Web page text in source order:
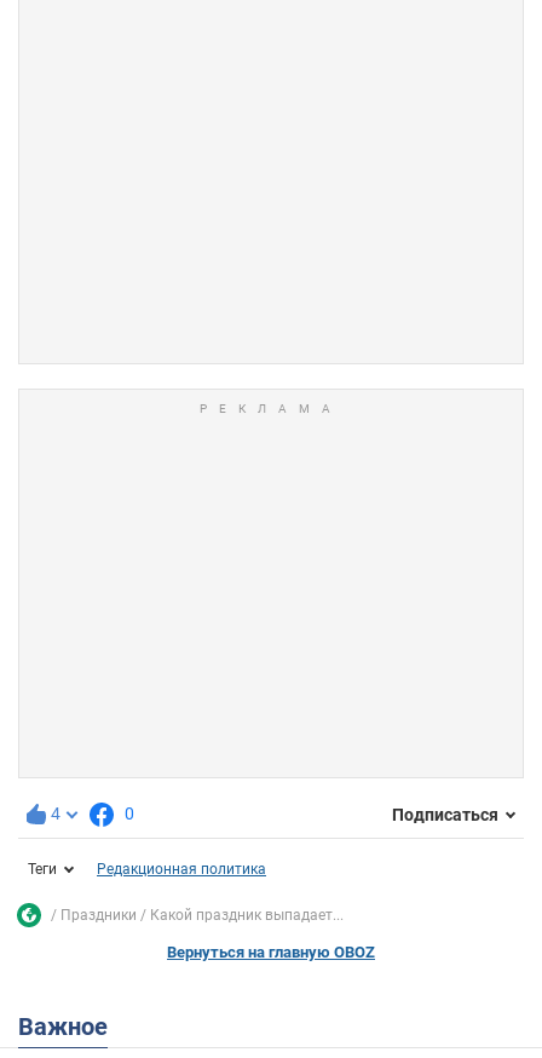
4 0 Подписаться
Теги Редакционная политика
Праздники Какой праздник выпадает...
Вернуться на главную OBOZ
Важное